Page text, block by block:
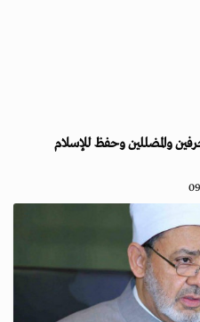
والمضللين وحفظ للإسلام